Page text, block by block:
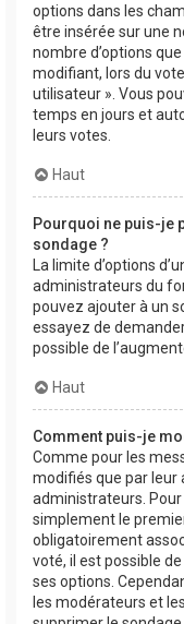
options dans les
être insérée sur une
nombre d’options
modifiant, lors du
utilisateur ». Vous
temps en jours et
leurs votes.
Haut
Pourquoi ne puis-je
sondage ?
La limite d’options
administrateurs du
pouvez ajouter à un
essayez de
possible de
Haut
Comment puis-je
Comme pour les
modifiés que par leur
administrateurs.
simplement le
obligatoirement
voté, il est possible
ses options.
les modérateurs et